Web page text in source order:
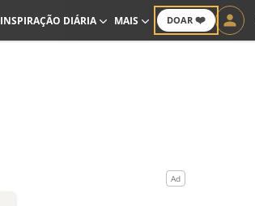
DOAR ❤️
INSPIRAÇÃO DIÁRIA MAIS